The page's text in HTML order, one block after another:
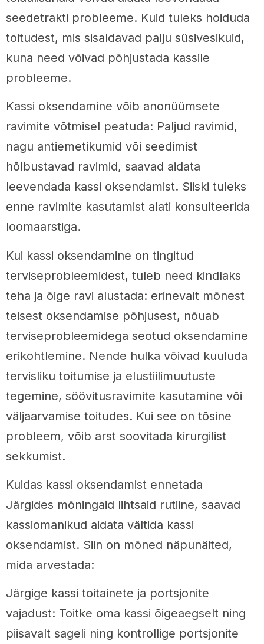
seedetrakti probleeme. Kuid tuleks hoiduda
toitudest, mis sisaldavad palju süsivesikuid,
kuna need võivad põhjustada kassile
probleeme.
Kassi oksendamine võib anonüümsete
ravimite võtmisel peatuda: Paljud ravimid,
nagu antiemetikumid või seedimist
hõlbustavad ravimid, saavad aidata
leevendada kassi oksendamist. Siiski tuleks
enne ravimite kasutamist alati konsulteerida
loomaarstiga.
Kui kassi oksendamine on tingitud
terviseprobleemidest, tuleb need kindlaks
teha ja õige ravi alustada: erinevalt mõnest
teisest oksendamise põhjusest, nõuab
terviseprobleemidega seotud oksendamine
erikohtlemine. Nende hulka võivad kuuluda
tervisliku toitumise ja elustiilimuutuste
tegemine, söövitusravimite kasutamine või
väljaarvamise toitudes. Kui see on tõsine
probleem, võib arst soovitada kirurgilist
sekkumist.
Kuidas kassi oksendamist ennetada
Järgides mõningaid lihtsaid rutiine, saavad
kassiomanikud aidata vältida kassi
oksendamist. Siin on mõned näpunäited,
mida arvestada:
Järgige kassi toitainete ja portsjonite
vajadust: Toitke oma kassi õigeaegselt ning
piisavalt sageli ning kontrollige portsjonite